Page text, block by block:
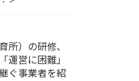
所）の研修、
運営に困難」
ぐ事業者を紹